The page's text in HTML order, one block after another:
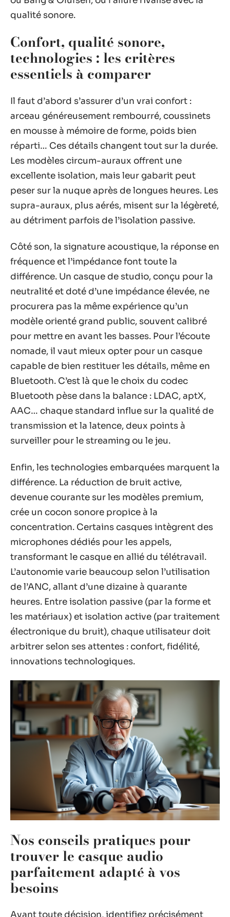
qualité sonore.
Confort, qualité sonore,
technologies : les critères
essentiels à comparer
Il faut d’abord s’assurer d’un vrai confort :
arceau généreusement rembourré, coussinets
en mousse à mémoire de forme, poids bien
réparti… Ces détails changent tout sur la durée.
Les modèles circum-auraux offrent une
excellente isolation, mais leur gabarit peut
peser sur la nuque après de longues heures. Les
supra-auraux, plus aérés, misent sur la légèreté,
au détriment parfois de l’isolation passive.
Côté son, la signature acoustique, la réponse en
fréquence et l’impédance font toute la
différence. Un casque de studio, conçu pour la
neutralité et doté d’une impédance élevée, ne
procurera pas la même expérience qu’un
modèle orienté grand public, souvent calibré
pour mettre en avant les basses. Pour l’écoute
nomade, il vaut mieux opter pour un casque
capable de bien restituer les détails, même en
Bluetooth. C’est là que le choix du codec
Bluetooth pèse dans la balance : LDAC, aptX,
AAC… chaque standard influe sur la qualité de
transmission et la latence, deux points à
surveiller pour le streaming ou le jeu.
Enfin, les technologies embarquées marquent la
différence. La réduction de bruit active,
devenue courante sur les modèles premium,
crée un cocon sonore propice à la
concentration. Certains casques intègrent des
microphones dédiés pour les appels,
transformant le casque en allié du télétravail.
L’autonomie varie beaucoup selon l’utilisation
de l’ANC, allant d’une dizaine à quarante
heures. Entre isolation passive (par la forme et
les matériaux) et isolation active (par traitement
électronique du bruit), chaque utilisateur doit
arbitrer selon ses attentes : confort, fidélité,
innovations technologiques.
Nos conseils pratiques pour
trouver le casque audio
parfaitement adapté à vos
besoins
Avant toute décision, identifiez précisément